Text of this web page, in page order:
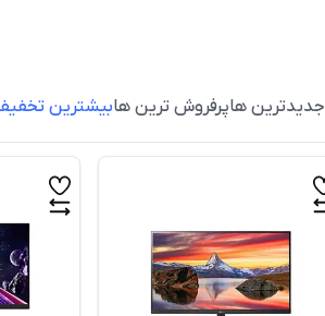
جدیدترین هاپرفروش ترین هابیشترین